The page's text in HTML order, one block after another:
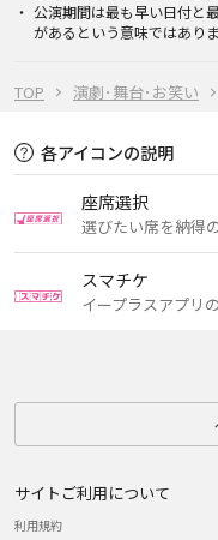
TOP 演劇･舞台･お笑い
公演期間は最も早い日付と
があるという意味ではありま
各アイコンの説明
座席選択
選びたい席を納得
スマチケ
イープラスアプリ
サイトご利用について
利用規約